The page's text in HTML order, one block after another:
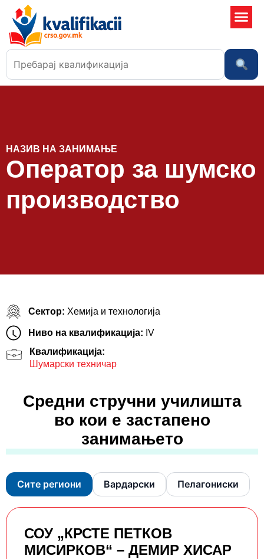
НАЗИВ НА ЗАНИМАЊЕ
Оператор за шумско
производство
Сектор: Хемија и технологија
Ниво на квалификација: IV
Квалификација:
Шумарски техничар
Средни стручни училишта
во кои е застапено
занимањето
Сите региони Вардарски Пелагониски
СОУ „КРСТЕ ПETКОВ
МИСИРКОВ“ – ДЕМИР ХИСАР